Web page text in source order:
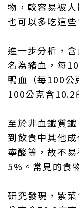
物，較容易被
也可以多吃這些
進一步分析，
名為豬血，每
鴨血（每100公
100公克含10.2
至於非血鐵質
到飲食中其他
寧酸等，故不
5%。常見的食
研究發現，紫